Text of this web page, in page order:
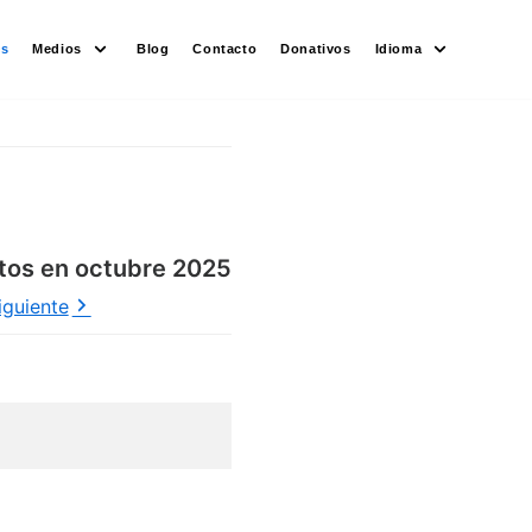
Medios Blog Contacto Donativos Idioma
en octubre 2025